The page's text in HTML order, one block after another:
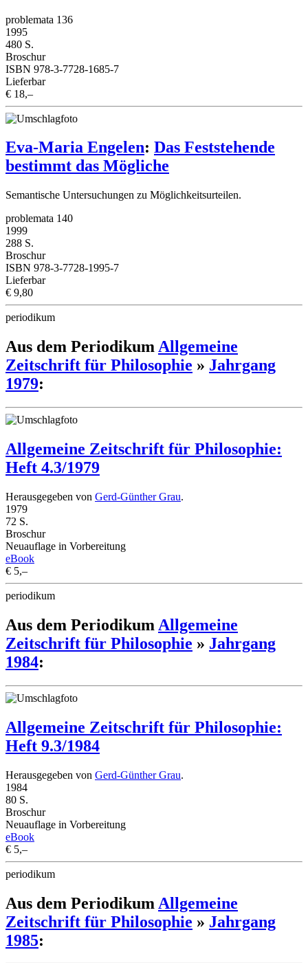
problemata 136
1995
480 S.
Broschur
ISBN 978-3-7728-1685-7
Lieferbar
€ 18,–
Eva-Maria Engelen: Das Feststehende
bestimmt das Mögliche
Semantische Untersuchungen zu Möglichkeitsurteilen.
problemata 140
1999
288 S.
Broschur
ISBN 978-3-7728-1995-7
Lieferbar
€ 9,80
periodikum
Aus dem PeriodikumAllgemeine
Zeitschrift für Philosophie » Jahrgang
1979:
Allgemeine Zeitschrift für Philosophie:
Heft 4.3/1979
Herausgegeben von Gerd-Günther Grau.
1979
72 S.
Broschur
Neuauflage in Vorbereitung
eBook
€ 5,–
periodikum
Aus dem Periodikum Allgemeine
Zeitschrift für Philosophie » Jahrgang
1984:
Allgemeine Zeitschrift für Philosophie:
Heft 9.3/1984
Herausgegeben von Gerd-Günther Grau.
1984
80 S.
Broschur
Neuauflage in Vorbereitung
eBook
€ 5,–
periodikum
Aus dem Periodikum Allgemeine
Zeitschrift für Philosophie » Jahrgang
1985: